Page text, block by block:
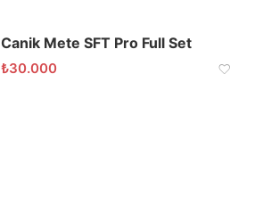
Canik Mete SFT Pro Full Set
₺30.000